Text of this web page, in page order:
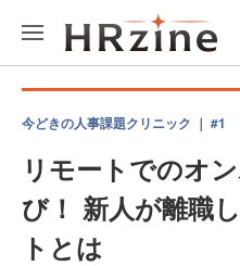
今どきの人事課題クリニック ｜ #1
リモートでのオ
び！ 新人が離職
トとは